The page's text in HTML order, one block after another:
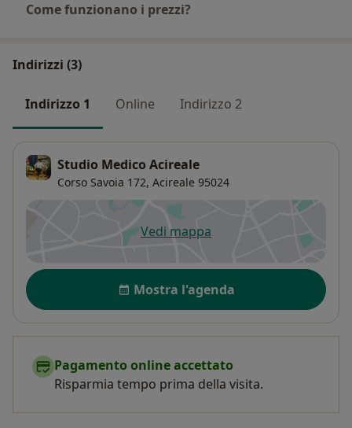
Come funzionano i prezzi?
Indirizzi (3)
Indirizzo 1 Online Indirizzo 2
Studio Medico Acireale
Corso Savoia 172, Acireale 95024
Vedi mappasi apre in una nuova scheda
Disponibilità
Mostra l'agenda
Pagamento online accettato
Risparmia tempo prima della visita.